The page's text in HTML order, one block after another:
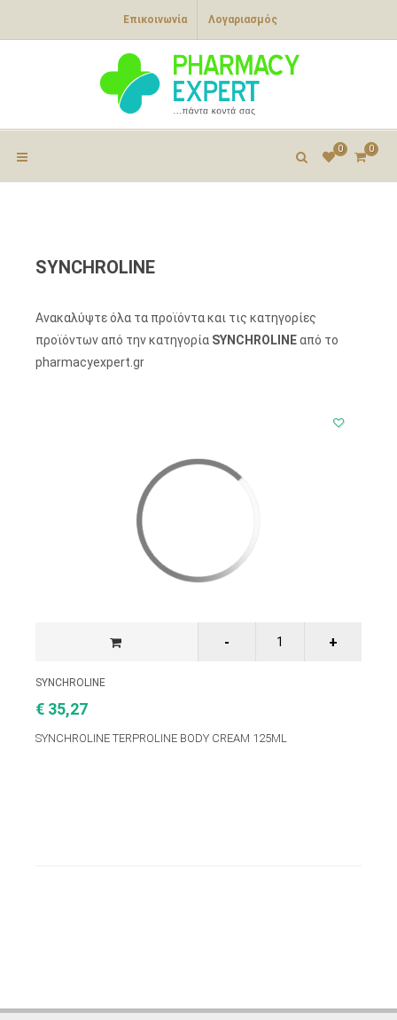
Επικοινωνία Λογαριασμός
0
0
SYNCHROLINE
Ανακαλύψτε όλα τα προϊόντα και τις κατηγορίες
προϊόντων από την κατηγορία SYNCHROLINEαπό το
pharmacyexpert.gr
SYNCHROLINE
€ 35,27
SYNCHROLINE TERPROLINE BODY CREAM 125ML